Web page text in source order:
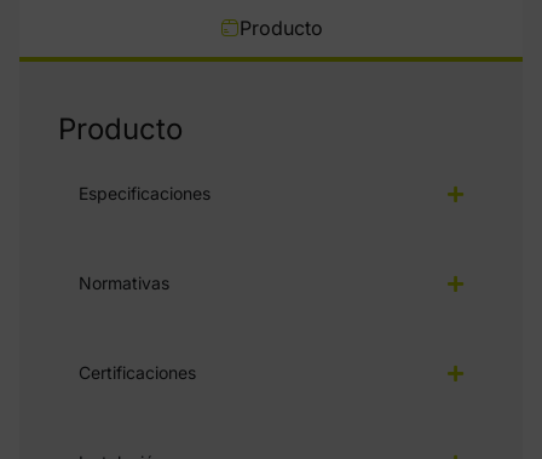
Producto
Producto
Especificaciones
Normativas
Certificaciones